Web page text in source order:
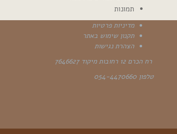
תמונות
מדיניות פרטיות
תקנון שימוש באתר
הצהרת נגישות
רח הכרם 12 רחובות מיקוד 7646627
טלפון 054-4470660